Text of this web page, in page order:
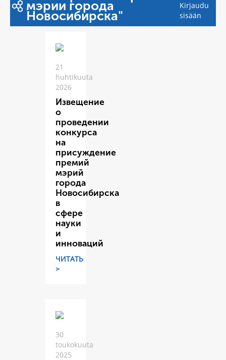
мэрии города
Новосибирска"
Kirjaudu
sisään
21
huhtikuuta
2026
Извещение
о
проведении
конкурса
на
присуждение
премий
мэрий
города
Новосибирска
в
сфере
науки
и
инноваций
ЧИТАТЬ
>
30
toukokuuta
2025